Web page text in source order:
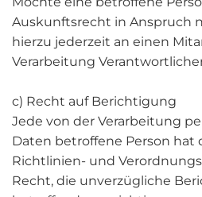
Auskunftsrecht in Anspruch
hierzu jederzeit an einen
Verarbeitung
c) Recht auf Berichtigung
Jede von der Verarbeitung
Daten betroffene Person hat
Richtlinien- und
Recht, die unverzügliche